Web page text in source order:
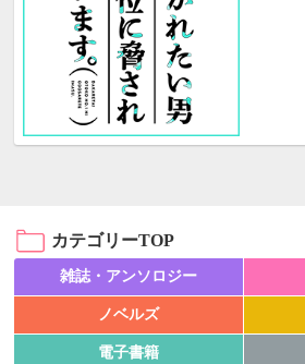
カテゴリーTOP
雑誌・アンソロジー
ノベルズ
電子書籍